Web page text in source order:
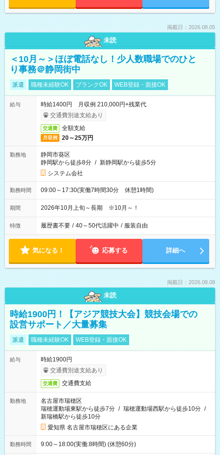
掲載日：2026.08.05
未読
＜10月～＞ほぼ電話なし！少人数職場でのひと
り事務＠静岡街中
派遣 職種未経験OK ブランクOK WEB登録・面接OK
給与
時給1400円 月収例 210,000円+残業代
交通費別途支給あり
交通費 全額支給
月収例 20～25万円
勤務地
静岡市葵区
静岡駅から徒歩8分 / 新静岡駅から徒歩5分
システム会社
勤務時間 09:00～17:30(実働7時間30分 休憩1時間)
期間 2026年10月上旬～長期 ※10月～！
特徴 履歴書不要 / 40～50代活躍中 / 服装自由
気になる！ 応募する 詳細へ
掲載日：2026.08.08
未読
時給1900円！【アジア競技大会】競技会場での
設営サポート／大量募集
派遣 職種未経験OK WEB登録・面接OK
給与
時給1900円
交通費別途支給あり
交通費 交通費支給
勤務地
名古屋市瑞穂区
瑞穂運動場東駅から徒歩7分 / 瑞穂運動場西駅から徒歩10分 /
新瑞橋駅から徒歩10分
愛知県 名古屋市瑞穂区にある企業
勤務時間 9:00～18:00(実働:8時間) (休憩60分)